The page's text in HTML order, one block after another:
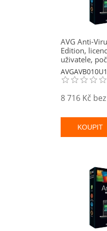
AVG Anti-
Edition,
uživatele,
platnost 1 rok
8 716 Kč
KOUPIT